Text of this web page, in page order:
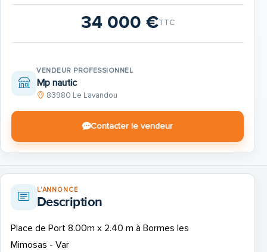
34 000 €TTC
VENDEUR PROFESSIONNEL
Mp nautic
83980 Le Lavandou
Contacter le vendeur
L'ANNONCE
Description
Place de Port 8.00m x 2.40 m à Bormes les
Mimosas - Var